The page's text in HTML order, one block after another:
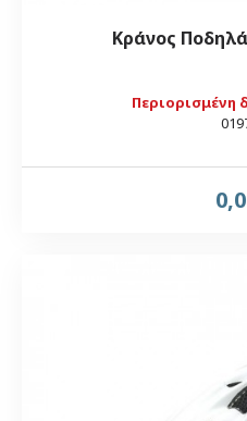
Περιορισμένη
Κράνος